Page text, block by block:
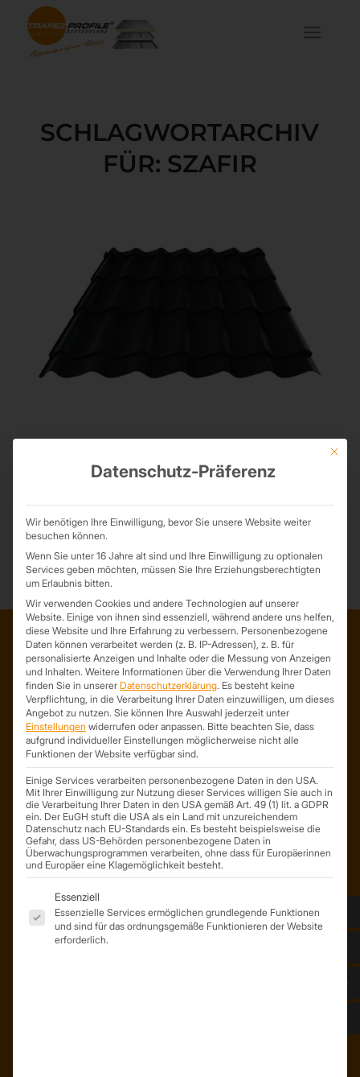
SCHLAGWORTARCHIV
FÜR: SZAFIR
24. September 2023
ADRESSE
Trapezprofile Deutschland
ist ein Geschäftsbereich der
On Spot Service GmbH
Söllichauer Straße 7
04356 Leipzig
Deutschland
Mail: info@trapezprofile-deutschland.de
Tel.: +49 341 520 19 139
Mit
Datenschutz-Präferenz
Wir benötigen Ihre Einwilligung, bevor Sie unsere Website weiter
besuchen können.
Wenn Sie unter 16 Jahre alt sind und Ihre Einwilligung zu optionalen
Services geben möchten, müssen Sie Ihre Erziehungsberechtigten
um Erlaubnis bitten.
Wir verwenden Cookies und andere Technologien auf unserer
Website. Einige von ihnen sind essenziell, während andere uns helfen,
diese Website und Ihre Erfahrung zu verbessern. Personenbezogene
Daten können verarbeitet werden (z. B. IP-Adressen), z. B. für
personalisierte Anzeigen und Inhalte oder die Messung von Anzeigen
und Inhalten. Weitere Informationen über die Verwendung Ihrer Daten
finden Sie in unserer Datenschutzerklärung. Es besteht keine
Verpflichtung, in die Verarbeitung Ihrer Daten einzuwilligen, um dieses
Angebot zu nutzen. Sie können Ihre Auswahl jederzeit unter
Einstellungen widerrufen oder anpassen. Bitte beachten Sie, dass
aufgrund individueller Einstellungen möglicherweise nicht alle
Funktionen der Website verfügbar sind.
Einige Services verarbeiten personenbezogene Daten in den USA.
Mit Ihrer Einwilligung zur Nutzung dieser Services willigen Sie auch in
die Verarbeitung Ihrer Daten in den USA gemäß Art. 49 (1) lit. a GDPR
ein. Der EuGH stuft die USA als ein Land mit unzureichendem
Datenschutz nach EU-Standards ein. Es besteht beispielsweise die
Gefahr, dass US-Behörden personenbezogene Daten in
Überwachungsprogrammen verarbeiten, ohne dass für Europäerinnen
und Europäer eine Klagemöglichkeit besteht.
Es folgt eine Liste der Service-Gruppen, für die eine
Essenziell
Essenzielle Services ermöglichen grundlegende Funktionen
und sind für das ordnungsgemäße Funktionieren der Website
erforderlich.